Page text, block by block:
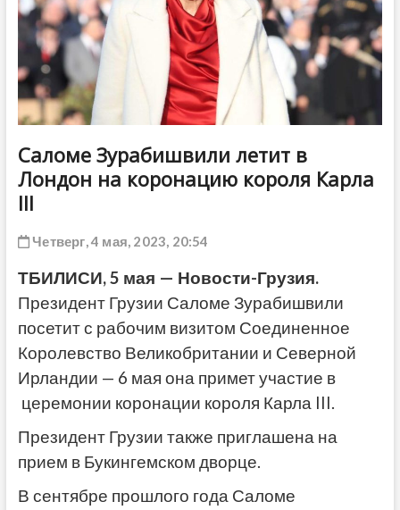
Саломе Зурабишвили летит в
Лондон на коронацию короля Карла
III
Четверг, 4 мая, 2023, 20:54
ТБИЛИСИ, 5 мая — Новости-Грузия.
Президент Грузии Саломе Зурабишвили
посетит с рабочим визитом Соединенное
Королевство Великобритании и Северной
Ирландии — 6 мая она примет участие в
церемонии коронации короля Карла III.
Президент Грузии также приглашена на
прием в Букингемском дворце.
В сентябре прошлого года Саломе